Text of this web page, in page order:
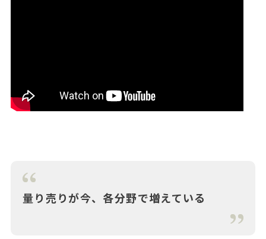
量り売りが今、各分野で増えている